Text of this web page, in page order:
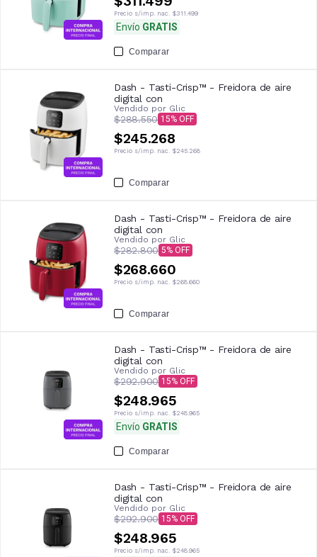
Precio s/imp. nac. $311.499
Envío GRATIS
Comparar
Dash - Tasti-Crisp™ - Freidora de aire
digital con
Vendido por Glic
$288.550 15
$245.268
Precio s/imp. nac. $245.268
Comparar
Dash - Tasti-Crisp™ - Freidora de aire
digital con
Vendido por Glic
$282.800 5
$268.660
Precio s/imp. nac. $268.660
Comparar
Dash - Tasti-Crisp™ - Freidora de aire
digital con
Vendido por Glic
$292.900 15
$248.965
Precio s/imp. nac. $248.965
Envío GRATIS
Comparar
Dash - Tasti-Crisp™ - Freidora de aire
digital con
Vendido por Glic
$292.900 15
$248.965
Precio s/imp. nac. $248.965